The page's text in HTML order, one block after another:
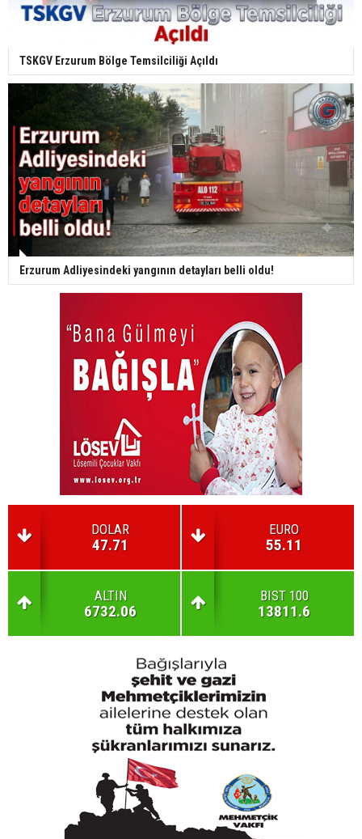
TSKGV Erzurum Bölge Temsilciliği Açıldı
Erzurum Adliyesindeki yangının detayları belli oldu!
DOLAR
47.71
EURO
55.11
ALTIN
6732.06
BIST 100
13811.6